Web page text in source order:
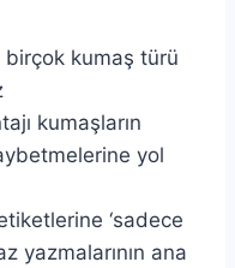
birçok kumaş türü
kumaşların
yol
‘sadece
yazmalarının ana